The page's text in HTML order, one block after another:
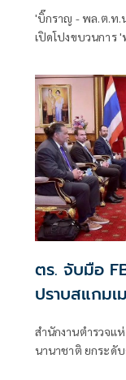
'บิ๊กราญ - พล.ต.ท.
เปิดโปงขบวนการ
ตร. จับมือ
ปราบสแกมเ
สำนักงานตำรวจแ
นานาชาติ ยกระดั